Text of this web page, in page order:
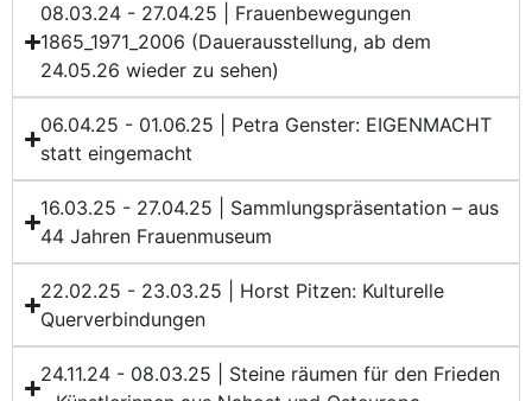
08.03.24 - 27.04.25 | Frauenbewegungen
1865_1971_2006 (Dauerausstellung, ab dem
24.05.26 wieder zu sehen)
06.04.25 - 01.06.25 | Petra Genster: EIGENMACHT
statt eingemacht
16.03.25 - 27.04.25 | Sammlungspräsentation – aus
44 Jahren Frauenmuseum
22.02.25 - 23.03.25 | Horst Pitzen: Kulturelle
Querverbindungen
24.11.24 - 08.03.25 | Steine räumen für den Frieden